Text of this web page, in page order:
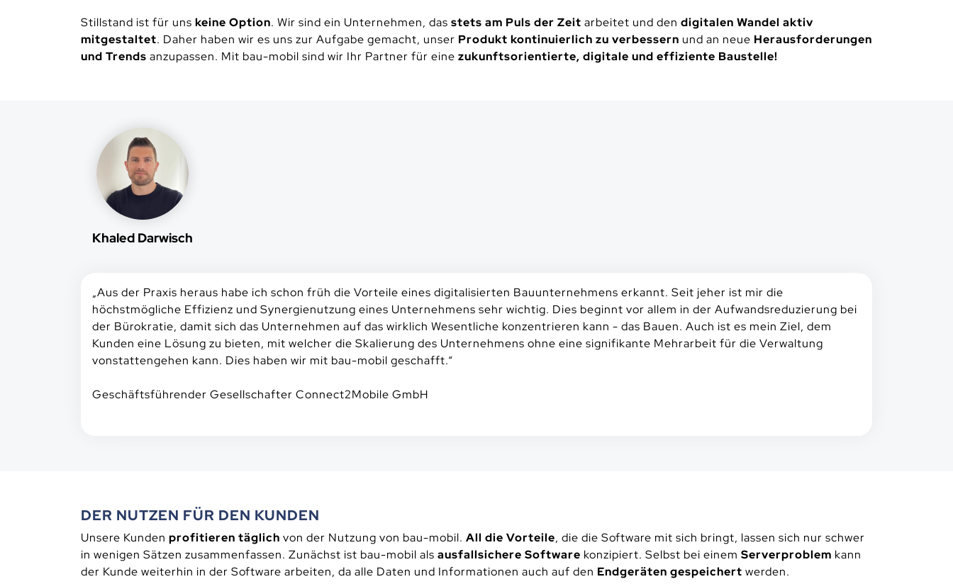
Stillstand ist für uns keine Option. Wir sind ein Unternehmen, das stets am Puls der Zeit arbeitet und den digitalen Wandel aktiv
mitgestaltet. Daher haben wir es uns zur Aufgabe gemacht, unser Produkt kontinuierlich zu verbessern und an neue Herausforderungen
und Trends anzupassen. Mit bau-mobil sind wir Ihr Partner für eine zukunftsorientierte, digitale und effiziente Baustelle!
Khaled Darwisch
„Aus der Praxis heraus habe ich schon früh die Vorteile eines digitalisierten Bauunternehmens erkannt. Seit jeher ist mir die
höchstmögliche Effizienz und Synergienutzung eines Unternehmens sehr wichtig. Dies beginnt vor allem in der Aufwandsreduzierung bei
der Bürokratie, damit sich das Unternehmen auf das wirklich Wesentliche konzentrieren kann - das Bauen. Auch ist es mein Ziel, dem
Kunden eine Lösung zu bieten, mit welcher die Skalierung des Unternehmens ohne eine signifikante Mehrarbeit für die Verwaltung
vonstattengehen kann. Dies haben wir mit bau-mobil geschafft.“
Geschäftsführender Gesellschafter Connect2Mobile GmbH
DER NUTZEN FÜR DEN KUNDEN
Unsere Kunden profitieren täglich von der Nutzung von bau-mobil. All die Vorteile, die die Software mit sich bringt, lassen sich nur schwer
in wenigen Sätzen zusammenfassen. Zunächst ist bau-mobil als ausfallsichere Software konzipiert. Selbst bei einem Serverproblem kann
der Kunde weiterhin in der Software arbeiten, da alle Daten und Informationen auch auf den Endgeräten gespeichert werden.